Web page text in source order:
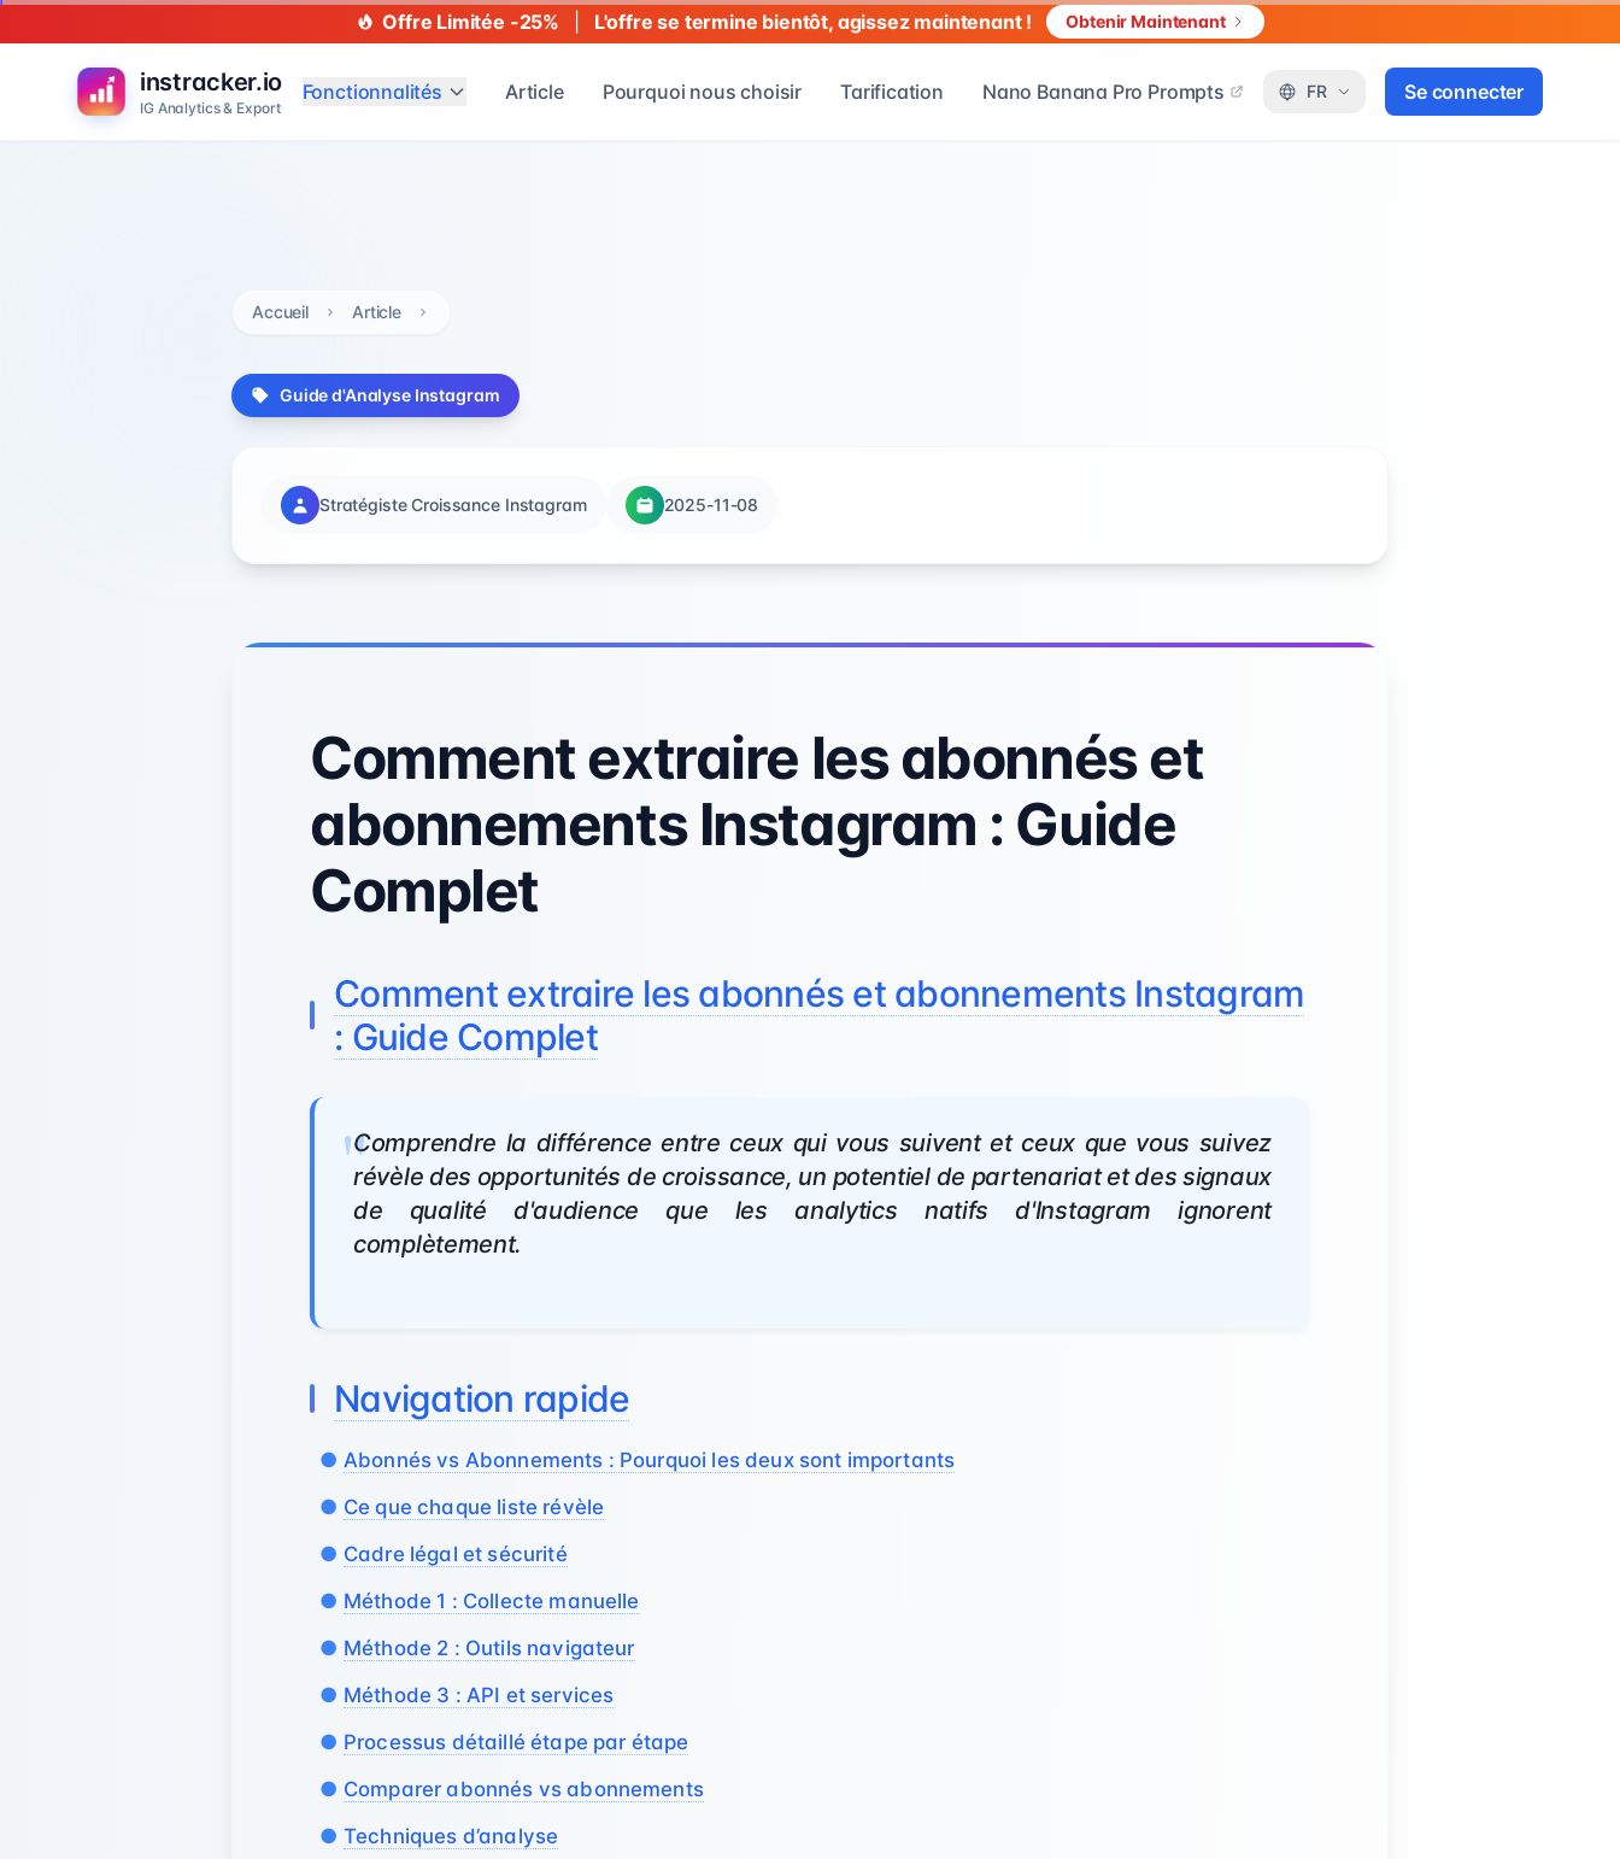
Offre Limitée -25% L'offre se termine bientôt, agissez maintenant ! Obtenir Maintenant
instracker.io
IG Analytics & Export
Fonctionnalités Article Pourquoi nous choisir Tarification Nano Banana Pro Prompts FR Se connecter
Accueil Article
Guide d'Analyse Instagram
Stratégiste Croissance Instagram 2025-11-08
Comment extraire les abonnés et
abonnements Instagram : Guide
Complet
Comment extraire les abonnés et abonnements Instagram
: Guide Complet
Comprendre la différence entre ceux qui vous suivent et ceux que vous suivez
révèle des opportunités de croissance, un potentiel de partenariat et des signaux
de qualité d'audience que les analytics natifs d'Instagram ignorent
complètement.
Navigation rapide
Abonnés vs Abonnements : Pourquoi les deux sont importants
Ce que chaque liste révèle
Cadre légal et sécurité
Méthode 1 : Collecte manuelle
Méthode 2 : Outils navigateur
Méthode 3 : API et services
Processus détaillé étape par étape
Comparer abonnés vs abonnements
Techniques d’analyse